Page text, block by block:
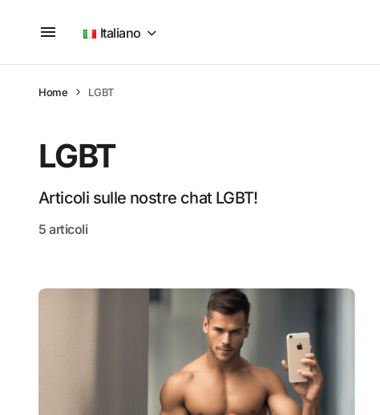
Italiano
Home LGBT
LGBT
Articoli sulle nostre chat LGBT!
5 articoli